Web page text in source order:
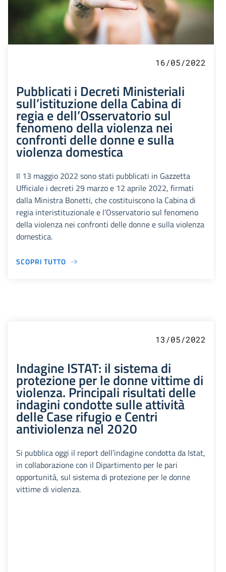
16/05/2022
Pubblicati i Decreti Ministeriali
sull’istituzione della Cabina di
regia e dell’Osservatorio sul
fenomeno della violenza nei
confronti delle donne e sulla
violenza domestica
Il 13 maggio 2022 sono stati pubblicati in Gazzetta
Ufficiale i decreti 29 marzo e 12 aprile 2022, firmati
dalla Ministra Bonetti, che costituiscono la Cabina di
regia interistituzionale e l’Osservatorio sul fenomeno
della violenza nei confronti delle donne e sulla violenza
domestica.
SCOPRI TUTTO
13/05/2022
Indagine ISTAT: il sistema di
protezione per le donne vittime di
violenza. Principali risultati delle
indagini condotte sulle attività
delle Case rifugio e Centri
antiviolenza nel 2020
Si pubblica oggi il report dell’indagine condotta da Istat,
in collaborazione con il Dipartimento per le pari
opportunità, sul sistema di protezione per le donne
vittime di violenza.